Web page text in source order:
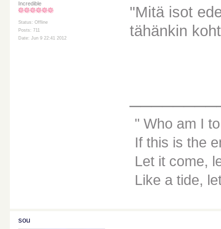
Incredible
Status: Offline
Posts: 711
Date: Jun 9 22:41 2012
"Mitä isot
tähänkin
Who am I
If this is the
Let it come,
Like a tide,
sou